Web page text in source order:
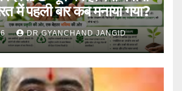
में पहली बार कब मनाया गया?
DR GYANCHAND JANGID